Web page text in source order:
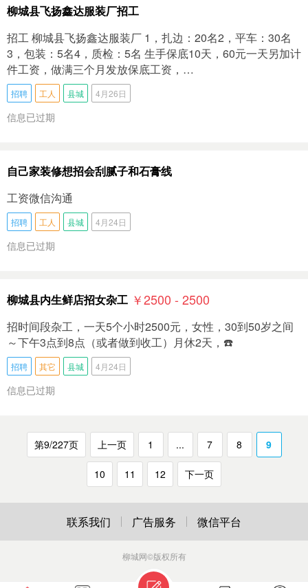
柳城县飞扬鑫达服装厂招工
招工 柳城县飞扬鑫达服装厂 1，扎边：20名2，平车：30名
3，包装：5名4，质检：5名 生手保底10天，60元一天另加计
件工资，做满三个月发放保底工资，…
招聘 工人 县城 4月26日
信息已过期
自己家装修想招会刮腻子和石膏线
工资微信沟通
招聘 工人 县城 4月24日
信息已过期
柳城县内生鲜店招女杂工 ￥2500 - 2500
招时间段杂工，一天5个小时2500元，女性，30到50岁之间
～下午3点到8点（或者做到收工）月休2天，☎️
招聘 其它 县城 4月24日
信息已过期
第9/227页 上一页 1 ... 7 8 9
10 11 12 下一页
联系我们 广告服务 微信平台
柳城网©版权所有